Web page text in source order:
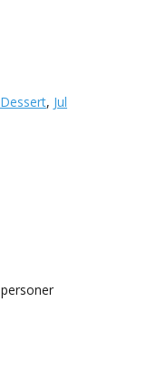
Dessert, Jul
personer